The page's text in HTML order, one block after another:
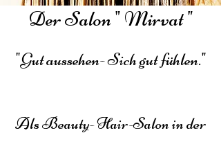
Der Salon " Mirvat "
"Gut aussehen- Sich gut fühlen."
Als Beauty- Hair-Salon in der